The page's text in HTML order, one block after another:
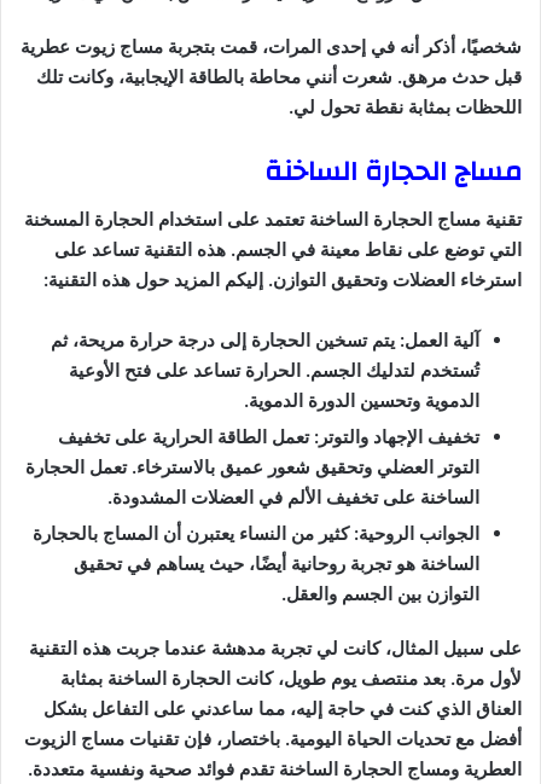
شخصيًا، أذكر أنه في إحدى المرات، قمت بتجربة مساج زيوت عطرية
قبل حدث مرهق. شعرت أنني محاطة بالطاقة الإيجابية، وكانت تلك
اللحظات بمثابة نقطة تحول لي.
مساج الحجارة الساخنة
تقنية مساج الحجارة الساخنة تعتمد على استخدام الحجارة المسخنة
التي توضع على نقاط معينة في الجسم. هذه التقنية تساعد على
استرخاء العضلات وتحقيق التوازن. إليكم المزيد حول هذه التقنية:
آلية العمل: يتم تسخين الحجارة إلى درجة حرارة مريحة، ثم
تُستخدم لتدليك الجسم. الحرارة تساعد على فتح الأوعية
الدموية وتحسين الدورة الدموية.
تخفيف الإجهاد والتوتر: تعمل الطاقة الحرارية على تخفيف
التوتر العضلي وتحقيق شعور عميق بالاسترخاء. تعمل الحجارة
الساخنة على تخفيف الألم في العضلات المشدودة.
الجوانب الروحية: كثير من النساء يعتبرن أن المساج بالحجارة
الساخنة هو تجربة روحانية أيضًا، حيث يساهم في تحقيق
التوازن بين الجسم والعقل.
على سبيل المثال، كانت لي تجربة مدهشة عندما جربت هذه التقنية
لأول مرة. بعد منتصف يوم طويل، كانت الحجارة الساخنة بمثابة
العناق الذي كنت في حاجة إليه، مما ساعدني على التفاعل بشكل
أفضل مع تحديات الحياة اليومية. باختصار، فإن تقنيات مساج الزيوت
العطرية ومساج الحجارة الساخنة تقدم فوائد صحية ونفسية متعددة.